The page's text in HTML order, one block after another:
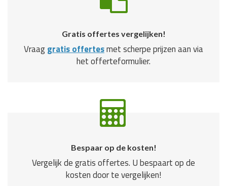
Gratis offertes vergelijken!
Vraaggratis offertesmet scherpe prijzen aan via
het offerteformulier.
Bespaar op de kosten!
Vergelijk de gratis offertes. U bespaart op de
kosten door te vergelijken!